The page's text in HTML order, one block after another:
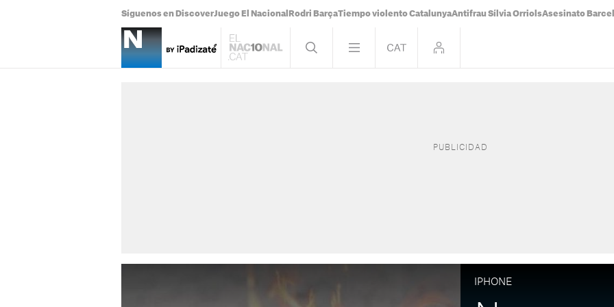
Síguenos en DiscoverJuego El Nacional Rodri BarçaTiempo violento CatalunyaAntifrau Sílvia OrriolsAsesinato
IPHONE